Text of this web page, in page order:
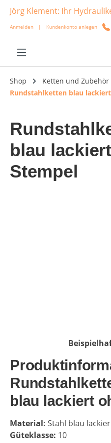
springen
Jörg Klement: Ihr
Anmelden | Kundenkonto anlegen
Shop Ketten und Zubehör
Rundstahlketten blau
blau
Stempel
blau lackiert
Material: Stahl blau
Güteklasse: 10